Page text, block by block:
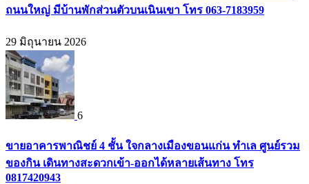
ถนนใหญ่ มีบ้านพักส่วนตัวบนเนินเขา โทร 063-7183959
29 มิถุนายน 2026
6
ขายอาคารพาณิชย์ 4 ชั้น ใจกลางเมืองขอนแก่น ทำเล ศูนย์รวม
ของกิน เดินทางสะดวกเข้า-ออกได้หลายเส้นทาง โทร
0817420943